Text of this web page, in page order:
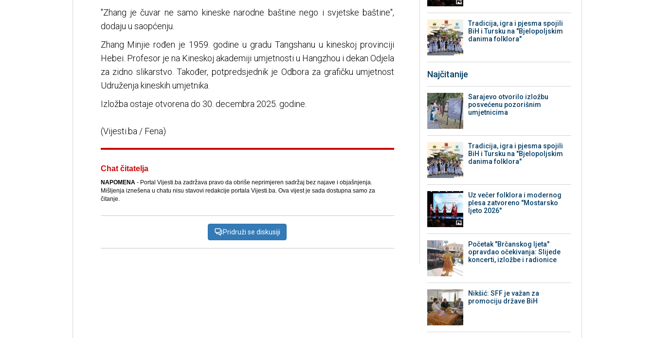
"Zhang je čuvar ne samo kineske narodne baštine nego i svjetske baštine",
dodaju u saopćenju.
Zhang Minjie rođen je 1959. godine u gradu Tangshanu u kineskoj provinciji
Hebei. Profesor je na Kineskoj akademiji umjetnosti u Hangzhou i dekan Odjela
za zidno slikarstvo. Također, potpredsjednik je Odbora za grafičku umjetnost
Udruženja kineskih umjetnika.
Izložba ostaje otvorena do 30. decembra 2025. godine.
(Vijesti.ba / Fena)
Chat čitatelja
NAPOMENA- Portal Vijesti.ba zadržava pravo da obriše neprimjeren sadržaj bez najave i objašnjenja.
Mišljenja iznešena u chatu nisu stavovi redakcije portala Vijesti.ba. Ova vijest je sada dostupna samo za
čitanje.
Pridruži se diskusiji
Tradicija, igra i pjesma spojili
BiH i Tursku na "Bjelopoljskim
danima folklora"
Najčitanije
Sarajevo otvorilo izložbu
posvećenu pozorišnim
umjetnicima
Tradicija, igra i pjesma spojili
BiH i Tursku na "Bjelopoljskim
danima folklora"
Uz večer folklora i modernog
plesa zatvoreno "Mostarsko
ljeto 2026"
Početak "Brčanskog ljeta"
opravdao očekivanja: Slijede
koncerti, izložbe i radionice
Nikšić: SFF je važan za
promociju države BiH